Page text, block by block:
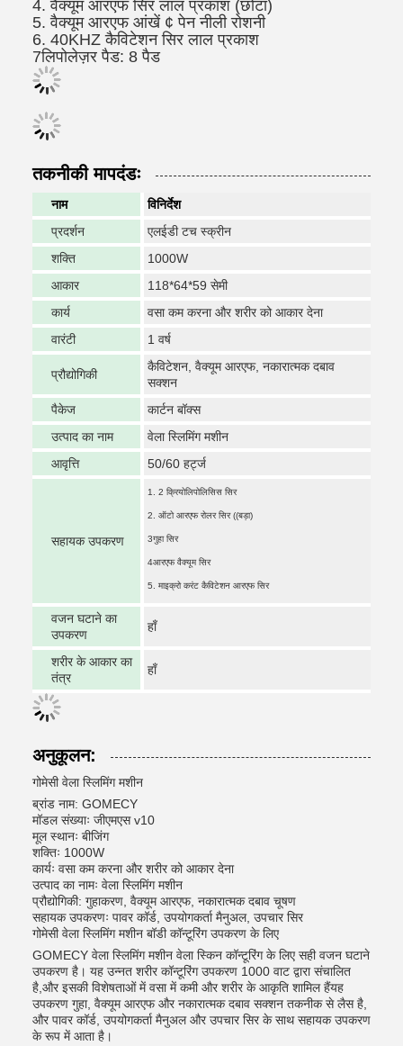
4. वैक्यूम आरएफ सिर लाल प्रकाश (छोटा)
5. वैक्यूम आरएफ आंखें ¢ पेन नीली रोशनी
6. 40KHZ कैविटेशन सिर लाल प्रकाश
7लिपोलेज़र पैड: 8 पैड
तकनीकी मापदंडः
नाम
विनिर्देश
प्रदर्शन
एलईडी टच स्क्रीन
शक्ति
1000W
आकार
118*64*59 सेमी
कार्य
वसा कम करना और शरीर को आकार देना
वारंटी
1 वर्ष
प्रौद्योगिकी
कैविटेशन, वैक्यूम आरएफ, नकारात्मक दबाव
सक्शन
पैकेज
कार्टन बॉक्स
उत्पाद का नाम
वेला स्लिमिंग मशीन
आवृत्ति
50/60 हर्ट्ज
सहायक उपकरण
1. 2 क्रियोलिपोलिसिस सिर
2. ऑटो आरएफ रोलर सिर ((बड़ा)
3गुहा सिर
4आरएफ वैक्यूम सिर
5. माइक्रो करंट कैविटेशन आरएफ सिर
वजन घटाने का
उपकरण
हाँ
शरीर के आकार का
तंत्र
हाँ
अनुकूलन:
गोमेसी वेला स्लिमिंग मशीन
ब्रांड नाम: GOMECY
मॉडल संख्याः जीएमएस v10
मूल स्थानः बीजिंग
शक्तिः 1000W
कार्यः वसा कम करना और शरीर को आकार देना
उत्पाद का नामः वेला स्लिमिंग मशीन
प्रौद्योगिकी: गुहाकरण, वैक्यूम आरएफ, नकारात्मक दबाव चूषण
सहायक उपकरणः पावर कॉर्ड, उपयोगकर्ता मैनुअल, उपचार सिर
गोमेसी वेला स्लिमिंग मशीन बॉडी कॉन्टूरिंग उपकरण के लिए
GOMECY वेला स्लिमिंग मशीन वेला स्किन कॉन्टूरिंग के लिए सही वजन घटाने
उपकरण है। यह उन्नत शरीर कॉन्टूरिंग उपकरण 1000 वाट द्वारा संचालित
है,और इसकी विशेषताओं में वसा में कमी और शरीर के आकृति शामिल हैंयह
उपकरण गुहा, वैक्यूम आरएफ और नकारात्मक दबाव सक्शन तकनीक से लैस है,
और पावर कॉर्ड, उपयोगकर्ता मैनुअल और उपचार सिर के साथ सहायक उपकरण
के रूप में आता है।